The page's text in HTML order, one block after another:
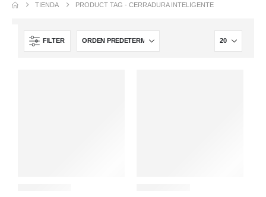
TIENDA PRODUCT TAG -CERRADURA INTELIGENTE
FILTER